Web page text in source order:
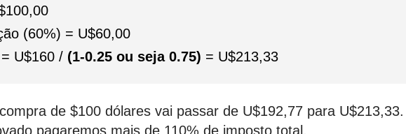
(60%) = U$60,00
U$160 / (1-0.25 ou seja 0.75) = U$213,33
de $100 dólares vai passar de U$192,77 para U$213,33.
pagaremos mais de 110% de imposto total.